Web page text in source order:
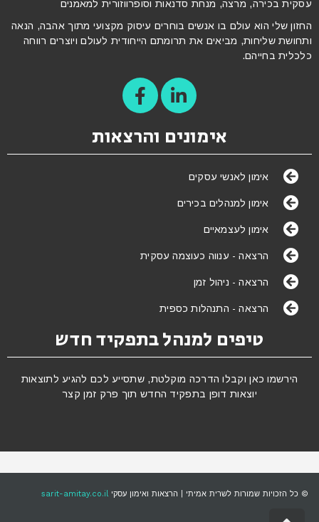
עסקית בכירה, מרצה, מנחת סדנאות וסופרווזורית למאמנים
החזון שלי הוא עולם בו אנשים בוחרים עיסוק מקצועי מתוך אהבה, הנאה
ותחושת שליחות, מביאים את תרומתם הייחודית לעולם ויוצרים רווחה
כלכלית בחייהם.
אימונים והרצאות
אימון לאנשי עסקים
אימון למנהלים בכירים
אימון לעצמאיים
הרצאה - ענווה כעוצמה עסקית
הרצאה - ניהול זמן
הרצאה - התנהלות כספית
טיפים למנהל בתפקיד חדש
הירשמו כאן וקבלו הדרכה מוקלטת, שתסייע לכם להגיע לתוצאות
יוצאות דופן בתפקיד החדש תוך פרק זמן קצר
© כל הזכויות שמורות לשרית אמיתי | הרצאות ואימון עסקיsarit-amitay.co.il